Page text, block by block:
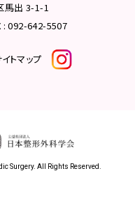
馬出 3-1-1
: 092-642-5507
トマップ
Surgery. All Rights Reserved.